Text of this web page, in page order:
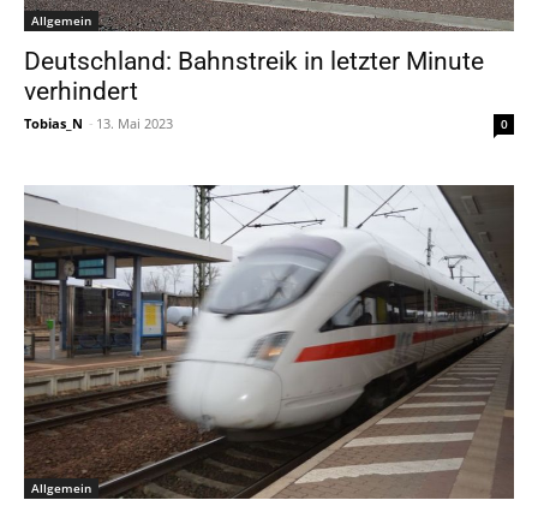
Allgemein
Deutschland: Bahnstreik in letzter Minute
verhindert
Tobias_N - 13. Mai 2023 0
Allgemein